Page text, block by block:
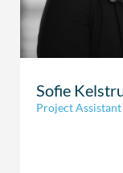
Sofie
Project Assistant